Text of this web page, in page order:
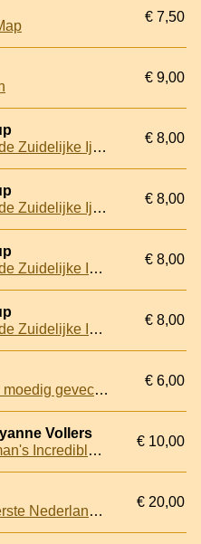
€ 7,50
€ 9,00
Door de tropen naar de Zuidelijke Ijszee ter walvischvangst
€ 8,00
Door de tropen naar de Zuidelijke Ijszee ter walvischvangst
€ 8,00
Door de tropen naar de Zuidelijke IJszee ter Walvischvangst
€ 8,00
Door de tropen naar de Zuidelijke IJszee ter Walvischvangst
€ 8,00
Ik zal overleven. Een moedig gevecht tegen kanker op Antarctica
€ 6,00
Vollers
Ice Bound: One Woman's Incredible Battle for Survival at the South Pole
€ 10,00
Om de wereld: De eerste Nederlandse omzeiling van de wereld onder leiding van Olivier van Noort, 1598-1601
€ 20,00